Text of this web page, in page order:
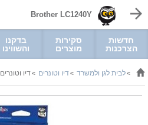
Brother LC1240Y
חדשות
הצרכנות
סקירות
מוצרים
בדקנו
והשווינו
>לבית לגן ולמשרד >דיו וטונרים >דיו וטונרים Brother LC1240Y